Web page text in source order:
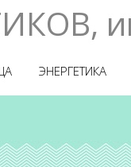
ЭНЕРГЕТИКА